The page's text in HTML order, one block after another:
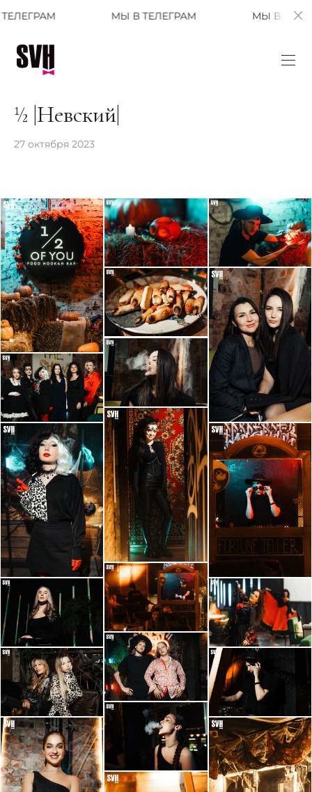
МЫ В ТЕЛЕГРАМ МЫ В ТЕЛЕГРАМ
½ |Невский|
27 октября 2023